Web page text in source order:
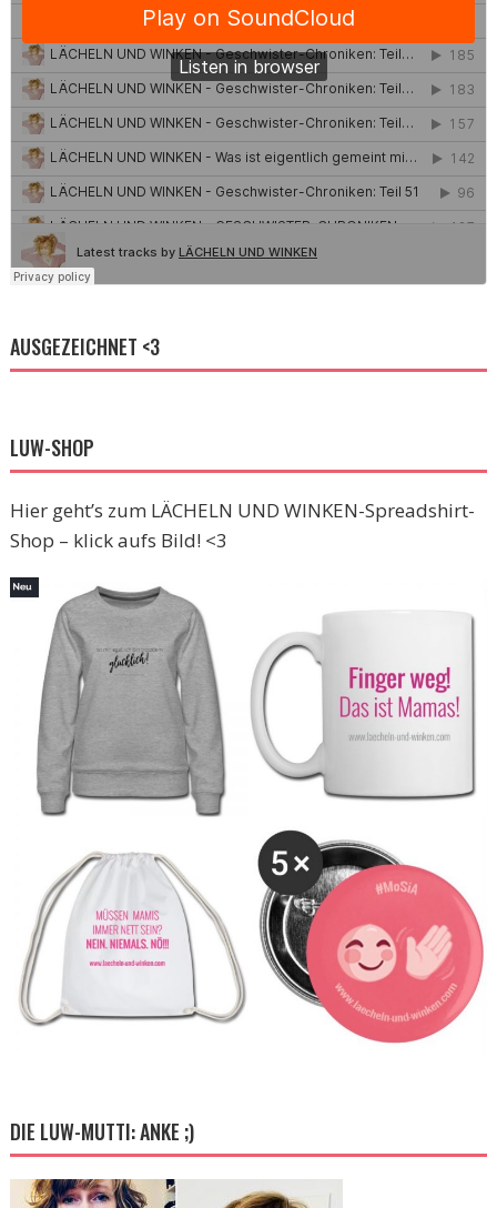
AUSGEZEICHNET <3
LUW-SHOP
Hier geht’s zum LÄCHELN UND WINKEN-Spreadshirt-
Shop – klick aufs Bild! <3
DIE LUW-MUTTI: ANKE ;)